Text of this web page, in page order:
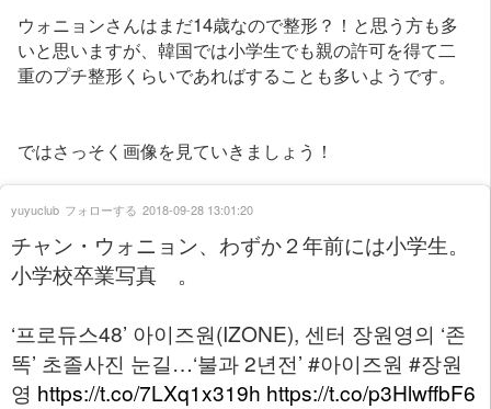
ウォニョンさんはまだ14歳なので整形？！と思う方も多
いと思いますが、韓国では小学生でも親の許可を得て二
重のプチ整形くらいであればすることも多いようです。
ではさっそく画像を見ていきましょう！
チャン・ウォニョン、わずか２年前には小学生。
小学校卒業写真 。
‘프로듀스48’ 아이즈원(IZONE), 센터 장원영의 ‘존
똑’ 초졸사진 눈길…‘불과 2년전’ #아이즈원 #장원
영 https://t.co/7LXq1x319h https://t.co/p3HlwffbF6
yuyuclub フォローする 2018-09-28 13:01:20